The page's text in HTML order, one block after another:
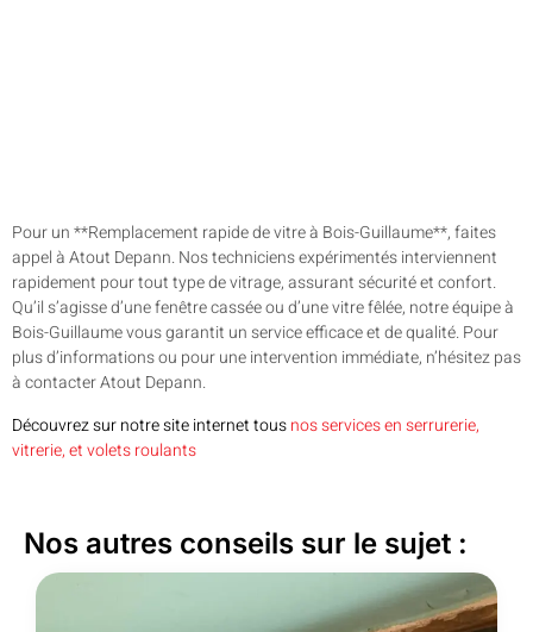
Pour un **Remplacement rapide de vitre à Bois-Guillaume**, faites
appel à Atout Depann. Nos techniciens expérimentés interviennent
rapidement pour tout type de vitrage, assurant sécurité et confort.
Qu’il s’agisse d’une fenêtre cassée ou d’une vitre fêlée, notre équipe à
Bois-Guillaume vous garantit un service efficace et de qualité. Pour
plus d’informations ou pour une intervention immédiate, n’hésitez pas
à contacter Atout Depann.
Découvrez sur notre site internet tousnos services en serrurerie,
vitrerie, et volets roulants
Nos autres conseils sur le sujet :